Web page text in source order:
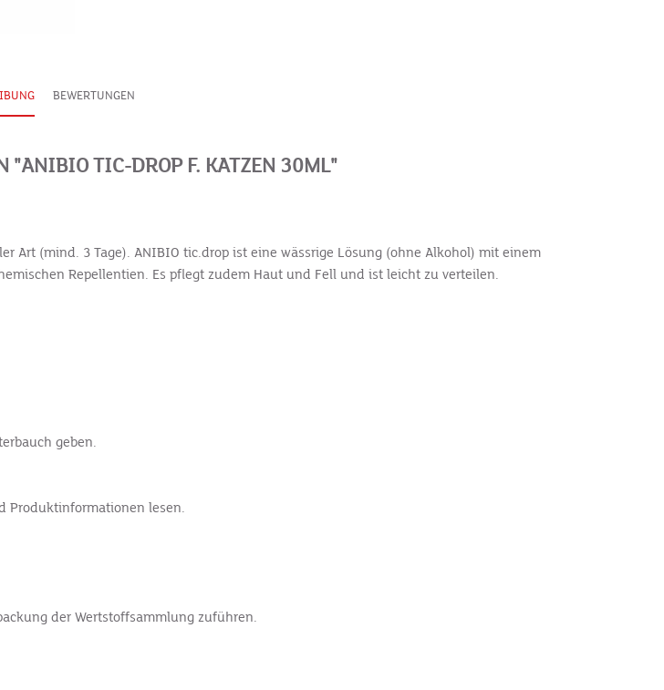
BEWERTUNGEN
"ANIBIO TIC-DROP F. KATZEN 30ML"
Art (mind. 3 Tage). ANIBIO tic.drop ist eine wässrige Lösung (ohne Alkohol) mit einem
Repellentien. Es pflegt zudem Haut und Fell und ist leicht zu verteilen.
geben.
Produktinformationen lesen.
der Wertstoffsammlung zuführen.